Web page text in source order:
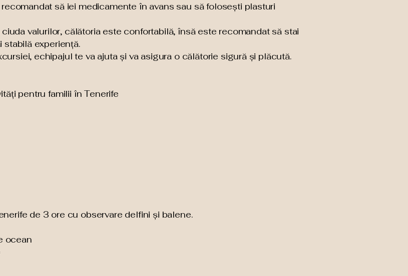
să iei medicamente în avans sau să folosești plasturi
valurilor, călătoria este confortabilă, însă este recomandat să stai
stabilă experiență.
echipajul te va ajuta și va asigura o călătorie sigură și plăcută.
pentru familii în Tenerife
de 3 ore cu observare delfini și balene.
ocean